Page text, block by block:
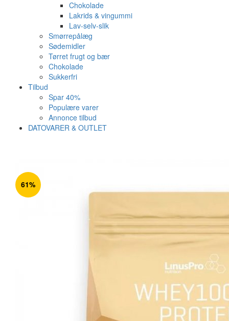
Chokolade
Lakrids & vingummi
Lav-selv-slik
Smørrepålæg
Sødemidler
Tørret frugt og bær
Chokolade
Sukkerfri
Tilbud
Spar 40%
Populære varer
Annonce tilbud
DATOVARER & OUTLET
Varen er nu i kurven ✔
Vi anbefaler dig disse
61%